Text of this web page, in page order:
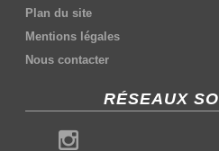
Plan du site
Mentions légales
Nous contacter
RÉSEAUX